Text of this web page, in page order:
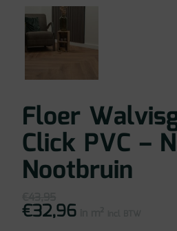
Floer
Click PVC –
Nootbruin
Oorspronkelijke
prijs
was:
€32,96Huidige
prijs